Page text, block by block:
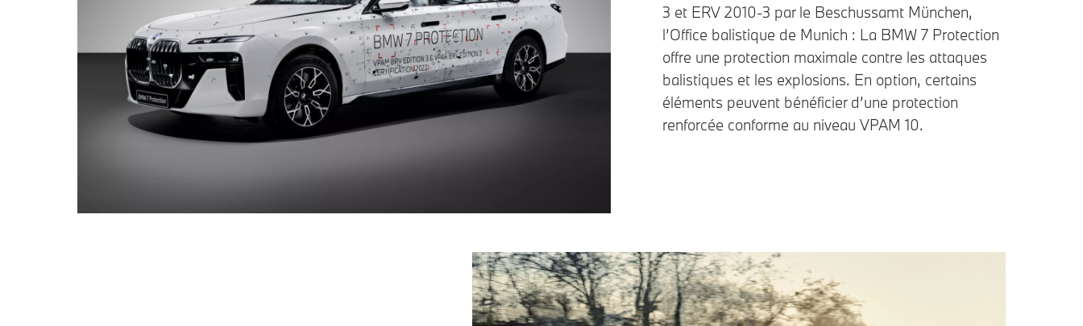
3 et ERV 2010-3 par le Beschussamt München,
l’Office balistique de Munich : La BMW 7 Protection
offre une protection maximale contre les attaques
balistiques et les explosions. En option, certains
éléments peuvent bénéficier d’une protection
renforcée conforme au niveau VPAM 10.